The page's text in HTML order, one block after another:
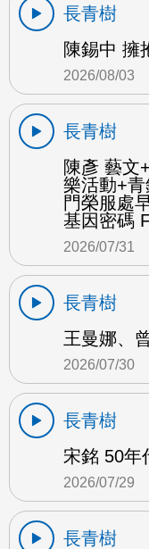
長青樹
陳錫中 擁
2026/08/03
長青樹
陳彥 藝文
樂活動+
門榮服處
基因密碼
2026/07/31
長青樹
王曼娜、
2026/07/30
長青樹
宋銘 50年
2026/07/29
長青樹